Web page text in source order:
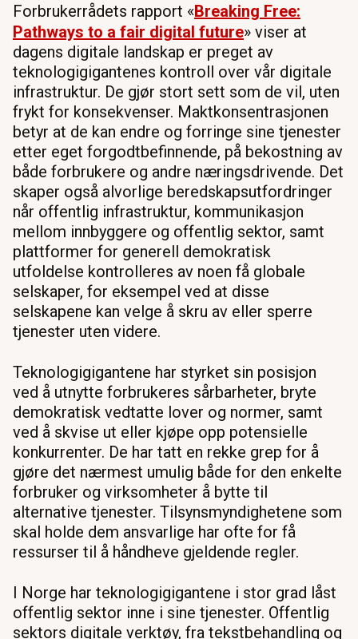
Forbrukerrådets rapport «Breaking Free:
Pathways to a fair digital future» viser at
dagens digitale landskap er preget av
teknologigigantenes kontroll over vår digitale
infrastruktur. De gjør stort sett som de vil, uten
frykt for konsekvenser. Maktkonsentrasjonen
betyr at de kan endre og forringe sine tjenester
etter eget forgodtbefinnende, på bekostning av
både forbrukere og andre næringsdrivende. Det
skaper også alvorlige beredskapsutfordringer
når offentlig infrastruktur, kommunikasjon
mellom innbyggere og offentlig sektor, samt
plattformer for generell demokratisk
utfoldelse kontrolleres av noen få globale
selskaper, for eksempel ved at disse
selskapene kan velge å skru av eller sperre
tjenester uten videre.
Teknologigigantene har styrket sin posisjon
ved å utnytte forbrukeres sårbarheter, bryte
demokratisk vedtatte lover og normer, samt
ved å skvise ut eller kjøpe opp potensielle
konkurrenter. De har tatt en rekke grep for å
gjøre det nærmest umulig både for den enkelte
forbruker og virksomheter å bytte til
alternative tjenester. Tilsynsmyndighetene som
skal holde dem ansvarlige har ofte for få
ressurser til å håndheve gjeldende regler.
I Norge har teknologigigantene i stor grad låst
offentlig sektor inne i sine tjenester. Offentlig
sektors digitale verktøy, fra tekstbehandling og